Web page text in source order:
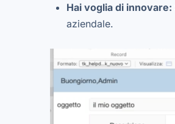
Hai voglia di innovare:
aziendale.